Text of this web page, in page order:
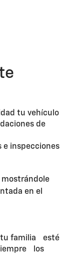
tu vehículo
de
e inspecciones
tu familia esté
los